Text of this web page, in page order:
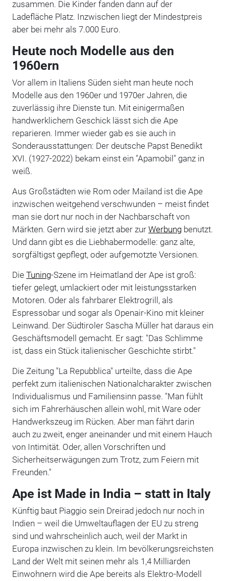
zusammen. Die Kinder fanden dann auf der
Ladefläche Platz. Inzwischen liegt der Mindestpreis
aber bei mehr als 7.000 Euro.
Heute noch Modelle aus den
1960ern
Vor allem in Italiens Süden sieht man heute noch
Modelle aus den 1960er und 1970er Jahren, die
zuverlässig ihre Dienste tun. Mit einigermaßen
handwerklichem Geschick lässt sich die Ape
reparieren. Immer wieder gab es sie auch in
Sonderausstattungen: Der deutsche Papst Benedikt
XVI. (1927-2022) bekam einst ein "Apamobil" ganz in
weiß.
Aus Großstädten wie Rom oder Mailand ist die Ape
inzwischen weitgehend verschwunden – meist findet
man sie dort nur noch in der Nachbarschaft von
Märkten. Gern wird sie jetzt aber zur Werbungbenutzt.
Und dann gibt es die Liebhabermodelle: ganz alte,
sorgfältigst gepflegt, oder aufgemotzte Versionen.
Die Tuning-Szene im Heimatland der Ape ist groß:
tiefer gelegt, umlackiert oder mit leistungsstarken
Motoren. Oder als fahrbarer Elektrogrill, als
Espressobar und sogar als Openair-Kino mit kleiner
Leinwand. Der Südtiroler Sascha Müller hat daraus ein
Geschäftsmodell gemacht. Er sagt: "Das Schlimme
ist, dass ein Stück italienischer Geschichte stirbt."
Die Zeitung "La Repubblica" urteilte, dass die Ape
perfekt zum italienischen Nationalcharakter zwischen
Individualismus und Familiensinn passe. "Man fühlt
sich im Fahrerhäuschen allein wohl, mit Ware oder
Handwerkszeug im Rücken. Aber man fährt darin
auch zu zweit, enger aneinander und mit einem Hauch
von Intimität. Oder, allen Vorschriften und
Sicherheitserwägungen zum Trotz, zum Feiern mit
Freunden."
Ape ist Made in India – statt in Italy
Künftig baut Piaggio sein Dreirad jedoch nur noch in
Indien – weil die Umweltauflagen der EU zu streng
sind und wahrscheinlich auch, weil der Markt in
Europa inzwischen zu klein. Im bevölkerungsreichsten
Land der Welt mit seinen mehr als 1,4 Milliarden
Einwohnern wird die Ape bereits als Elektro-Modell